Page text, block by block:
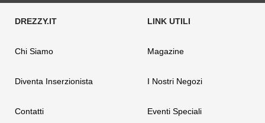
Chi Siamo
Diventa Inserzionista
Contatti
Magazine
I Nostri Negozi
Eventi Speciali